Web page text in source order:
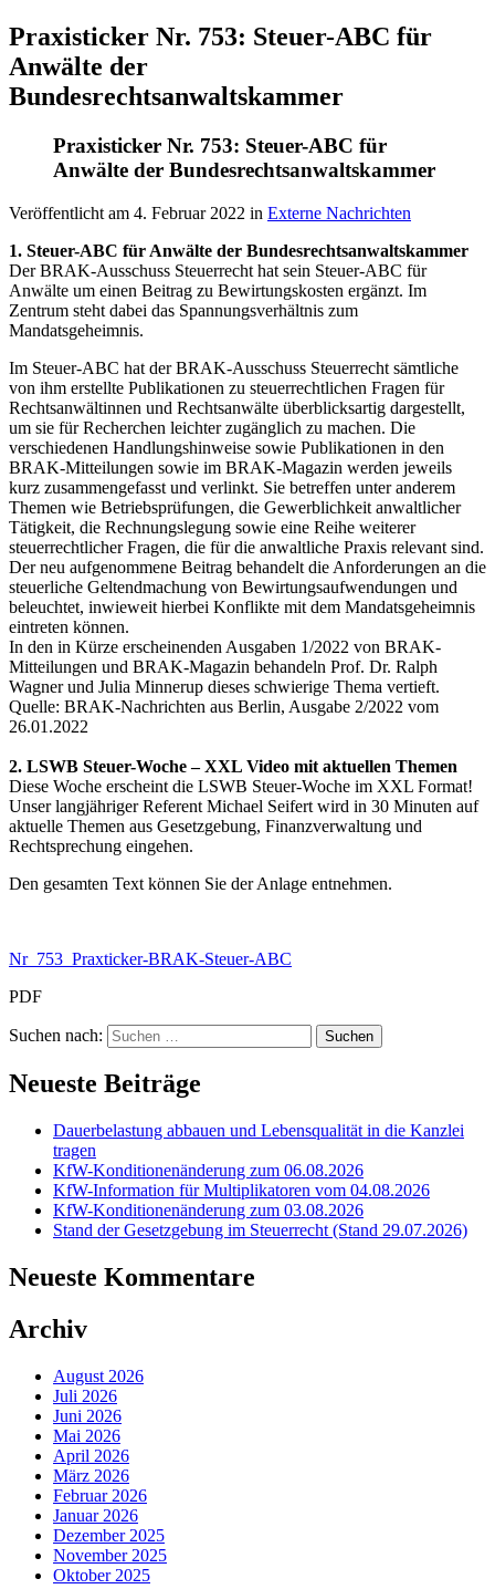
Praxisticker Nr. 753: Steuer-ABC für
Anwälte der
Bundesrechtsanwaltskammer
Praxisticker Nr. 753: Steuer-ABC für
Anwälte der Bundesrechtsanwaltskammer
Veröffentlicht am 4. Februar 2022 in Externe Nachrichten
1. Steuer-ABC für Anwälte der Bundesrechtsanwaltskammer
Der BRAK-Ausschuss Steuerrecht hat sein Steuer-ABC für
Anwälte um einen Beitrag zu Bewirtungskosten ergänzt. Im
Zentrum steht dabei das Spannungsverhältnis zum
Mandatsgeheimnis.
Im Steuer-ABC hat der BRAK-Ausschuss Steuerrecht sämtliche
von ihm erstellte Publikationen zu steuerrechtlichen Fragen für
Rechtsanwältinnen und Rechtsanwälte überblicksartig dargestellt,
um sie für Recherchen leichter zugänglich zu machen. Die
verschiedenen Handlungshinweise sowie Publikationen in den
BRAK-Mitteilungen sowie im BRAK-Magazin werden jeweils
kurz zusammengefasst und verlinkt. Sie betreffen unter anderem
Themen wie Betriebsprüfungen, die Gewerblichkeit anwaltlicher
Tätigkeit, die Rechnungslegung sowie eine Reihe weiterer
steuerrechtlicher Fragen, die für die anwaltliche Praxis relevant sind.
Der neu aufgenommene Beitrag behandelt die Anforderungen an die
steuerliche Geltendmachung von Bewirtungsaufwendungen und
beleuchtet, inwieweit hierbei Konflikte mit dem Mandatsgeheimnis
eintreten können.
In den in Kürze erscheinenden Ausgaben 1/2022 von BRAK-
Mitteilungen und BRAK-Magazin behandeln Prof. Dr. Ralph
Wagner und Julia Minnerup dieses schwierige Thema vertieft.
Quelle: BRAK-Nachrichten aus Berlin, Ausgabe 2/2022 vom
26.01.2022
2. LSWB Steuer-Woche – XXL Video mit aktuellen Themen
Diese Woche erscheint die LSWB Steuer-Woche im XXL Format!
Unser langjähriger Referent Michael Seifert wird in 30 Minuten auf
aktuelle Themen aus Gesetzgebung, Finanzverwaltung und
Rechtsprechung eingehen.
Den gesamten Text können Sie der Anlage entnehmen.
Nr_753_Praxticker-BRAK-Steuer-ABC
PDF
Suchen nach:
Neueste Beiträge
Dauerbelastung abbauen und Lebensqualität in die Kanzlei
tragen
KfW-Konditionenänderung zum 06.08.2026
KfW-Information für Multiplikatoren vom 04.08.2026
KfW-Konditionenänderung zum 03.08.2026
Stand der Gesetzgebung im Steuerrecht (Stand 29.07.2026)
Neueste Kommentare
Archiv
August 2026
Juli 2026
Juni 2026
Mai 2026
April 2026
März 2026
Februar 2026
Januar 2026
Dezember 2025
November 2025
Oktober 2025